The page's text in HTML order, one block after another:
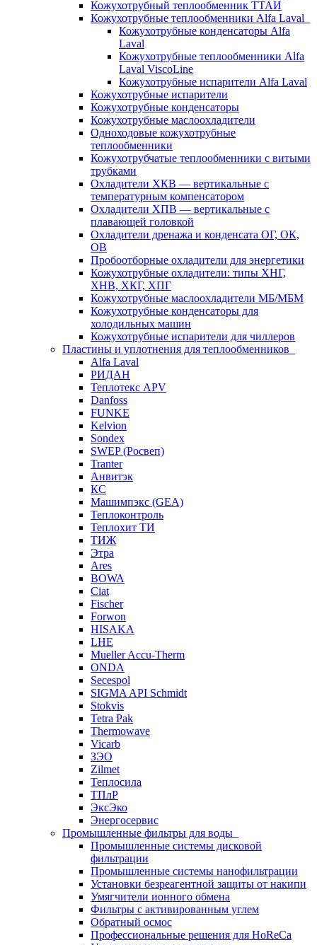
Кожухотрубный теплообменник ТТАИ
Кожухотрубные теплообменники Alfa Laval
Кожухотрубные конденсаторы Alfa
Laval
Кожухотрубные теплообменники Alfa
Laval ViscoLine
Кожухотрубные испарители Alfa Laval
Кожухотрубные испарители
Кожухотрубные конденсаторы
Кожухотрубные маслоохладители
Одноходовые кожухотрубные
теплообменники
Кожухотрубчатые теплообменники с витыми
трубками
Охладители ХКВ — вертикальные с
температурным компенсатором
Охладители ХПВ — вертикальные с
плавающей головкой
Охладители дренажа и конденсата ОГ, ОК,
ОВ
Пробоотборные охладители для энергетики
Кожухотрубные охладители: типы ХНГ,
ХНВ, ХКГ, ХПГ
Кожухотрубные маслоохладители МБ/МБМ
Кожухотрубные конденсаторы для
холодильных машин
Кожухотрубные испарители для чиллеров
Пластины и уплотнения для теплообменников
Alfa Laval
РИДАН
Теплотекс APV
Danfoss
FUNKE
Kelvion
Sondex
SWEP (Росвеп)
Tranter
Анвитэк
КС
Машимпэкс (GEA)
Теплоконтроль
Теплохит ТИ
ТИЖ
Этра
Ares
BOWA
Ciat
Fischer
Forwon
HISAKA
LHE
Mueller Accu-Therm
ONDA
Secespol
SIGMA API Schmidt
Stokvis
Tetra Pak
Thermowave
Vicarb
ЗЭО
Zilmet
Теплосила
ТПлР
ЭксЭко
Энергосервис
Промышленные фильтры для воды
Промышленные системы дисковой
фильтрации
Промышленные системы нанофильтрации
Установки безреагентной защиты от накипи
Умягчители ионного обмена
Фильтры с активированным углем
Обратный осмос
Профессиональные решения для HoReCa